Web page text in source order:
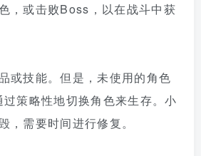
，或击败Boss，以在战斗中获
或技能。但是，未使用的角色
策略性地切换角色来生存。小
，需要时间进行修复。